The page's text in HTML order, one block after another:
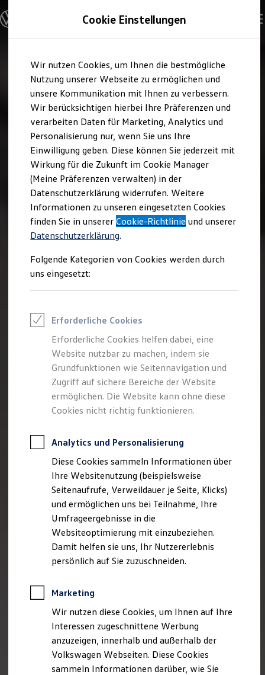
Hauptinhalt
springen
Footer
springen
Modelle und Konfigurator
Konfigurator
Modelle vergleichen
Elektroautos
ENERGY Sondermodelle
Nutzfahrzeuge
SUV und CUV
Familienautos
Kombis
Kompaktwagen
Sportwagen
Schnell verfügbare Fahrzeuge
Angebote und Produkte
Aktuelle Angebote
E-Auto-Förderung
Volkswagen Marktplatz
Die ENERGY Sondermodelle
Junge Gebrauchtwagen und Gebrauchtwagen
Volkswagen Zertifizierte Gebrauchtwagen
Elektromobilität bei Gebrauchtwagen
Saisonangebote
Reifenpakete
Leasing
Leasing-Angebote
Elektroauto Leasing
Kleinwagen-Leasing
Leasing ohne Anzahlung
Finanzierung
Autokredit mit Schlussrate
Versicherungen und Garantien
Kfz-Versicherung
Restschuldversicherungen
Garantien
Professional Class bei Volkswagen
Behörden
Direktkunden
Sonderfahrzeuge
Anpfiff zum Gewinn
Elektromobilität
Elektroautos
ID. Tutorials
Elektrofahrzeugkonzepte
ID. EVERY1
Reichweite
Rekuperation
Laden unterwegs
Laden Zuhause
Ladestationen finden
Ladezeitensimulator
Batterie
Sicherheit
Cookie Einstellungen
Wir nutzen Cookies, um Ihnen die bestmögliche
Nutzung unserer Webseite zu ermöglichen und
unsere Kommunikation mit Ihnen zu verbessern.
Wir berücksichtigen hierbei Ihre Präferenzen und
verarbeiten Daten für Marketing, Analytics und
Personalisierung nur, wenn Sie uns Ihre
Einwilligung geben. Diese können Sie jederzeit mit
Wirkung für die Zukunft im Cookie Manager
(Meine Präferenzen verwalten) in der
Datenschutzerklärung widerrufen. Weitere
Informationen zu unseren eingesetzten Cookies
finden Sie in unsererCookie-Richtlinie und unserer
Datenschutzerklärung.
Folgende Kategorien von Cookies werden durch
uns eingesetzt:
Erforderliche Cookies
Erforderliche Cookies helfen dabei, eine
Website nutzbar zu machen, indem sie
Grundfunktionen wie Seitennavigation und
Zugriff auf sichere Bereiche der Website
ermöglichen. Die Website kann ohne diese
Cookies nicht richtig funktionieren.
Analytics und Personalisierung
Diese Cookies sammeln Informationen über
Ihre Websitenutzung (beispielsweise
Seitenaufrufe, Verweildauer je Seite, Klicks)
und ermöglichen uns bei Teilnahme, Ihre
Umfrageergebnisse in die
Websiteoptimierung mit einzubeziehen.
Damit helfen sie uns, Ihr Nutzererlebnis
persönlich auf Sie zuzuschneiden.
Marketing
Wir nutzen diese Cookies, um Ihnen auf Ihre
Interessen zugeschnittene Werbung
anzuzeigen, innerhalb und außerhalb der
Volkswagen Webseiten. Diese Cookies
sammeln Informationen darüber, wie Sie